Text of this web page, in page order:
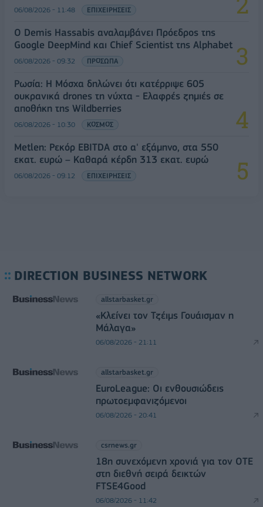
06/08/2026 - 11:48 ΕΠΙΧΕΙΡΗΣΕΙΣ
Ο Demis Hassabis αναλαμβάνει Πρόεδρος της
Google DeepMind και Chief Scientist της Alphabet
06/08/2026 - 09:32 ΠΡΟΣΩΠΑ
Ρωσία: Η Μόσχα δηλώνει ότι κατέρριψε 605
ουκρανικά drones τη νύχτα - Ελαφρές ζημιές σε
αποθήκη της Wildberries
06/08/2026 - 10:30 ΚΟΣΜΟΣ
Metlen: Ρεκόρ EBITDA στο α' εξάμηνο, στα 550
εκατ. ευρώ – Καθαρά κέρδη 313 εκατ. ευρώ
06/08/2026 - 09:12 ΕΠΙΧΕΙΡΗΣΕΙΣ
DIRECTION BUSINESS NETWORK
allstarbasket.gr
«Κλείνει τον Τζέιμς Γουάισμαν η
Μάλαγα»
06/08/2026 - 21:11
allstarbasket.gr
EuroLeague: Οι ενθουσιώδεις
πρωτοεμφανιζόμενοι
06/08/2026 - 20:41
csrnews.gr
18η συνεχόμενη χρονιά για τον ΟΤΕ
στη διεθνή σειρά δεικτών
FTSE4Good
06/08/2026 - 11:42